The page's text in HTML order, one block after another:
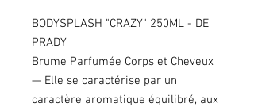
BODYSPLASH "CRAZY" 250ML - DE
PRADY
Brume Parfumée Corps et Cheveux
— Elle se caractérise par un
caractère aromatique équilibré, aux